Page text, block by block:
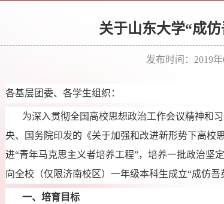
关于山东大学“成
发布时间：2019
各基层团委、各学生组织：
为深入贯彻全国高校思想政治工作会议精神和
央、国务院印发的《关于加强和改进新形势下高校
进“青年马克思主义者培养工程”，培养一批政治坚
向全校（仅限济南校区）一年级本科生成立“成仿吾
一、培育目标